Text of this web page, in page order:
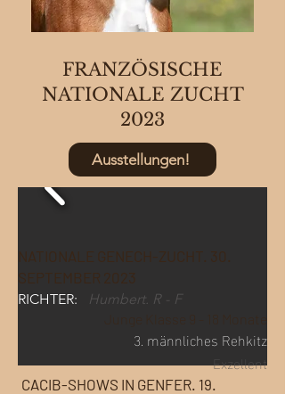
FRANZÖSISCHE
NATIONALE ZUCHT
2023
Ausstellungen!
CACIB-SHOWS IN GENFER. 19.
NATIONALE GENECH-ZUCHT. 30.
SEPTEMBER 2023
RICHTER: Humbert. R
F
3. männliches Rehkitz
Exzellent